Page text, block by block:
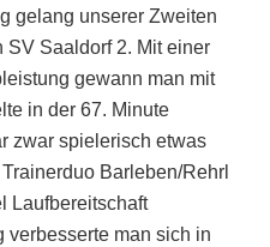
gelang unserer Zweiten
Saaldorf 2. Mit einer
gewann man mit
in der 67. Minute
zwar spielerisch etwas
Barleben/Rehrl
Laufbereitschaft
verbesserte man sich in